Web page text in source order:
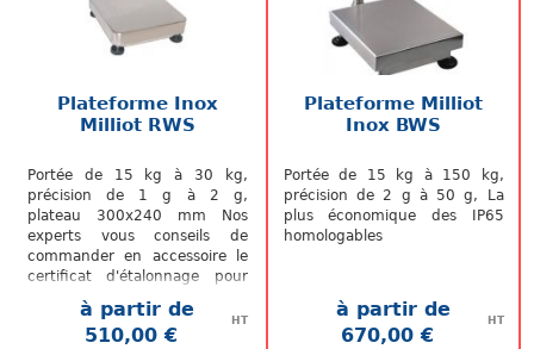
Plateforme Inox
Milliot RWS
Portée de 15 kg à 30 kg,
précision de 1 g à 2 g,
plateau 300x240 mm Nos
experts vous conseils de
commander en accessoire le
certificat d'étalonnage pour
assurer une précision
optimale de votre...
à partir de
510,00 €
HT
Plateforme Milliot
Inox BWS
Portée de 15 kg à 150 kg,
précision de 2 g à 50 g, La
plus économique des IP65
homologables
à partir de
670,00 €
HT